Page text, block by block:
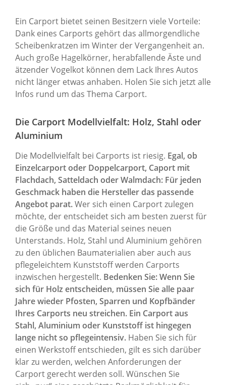
Ein Carport bietet seinen Besitzern viele Vorteile:
Dank eines Carports gehört das allmorgendliche
Scheibenkratzen im Winter der Vergangenheit an.
Auch große Hagelkörner, herabfallende Äste und
ätzender Vogelkot können dem Lack Ihres Autos
nicht länger etwas anhaben. Holen Sie sich jetzt alle
Infos rund um das Thema Carport.
Die Carport Modellvielfalt: Holz, Stahl oder
Aluminium
Die Modellvielfalt bei Carports ist riesig. Egal, ob
Einzelcarport oder Doppelcarport, Caport mit
Flachdach, Satteldach oder Walmdach: Für jeden
Geschmack haben die Hersteller das passende
Angebot parat.Wer sich einen Carport zulegen
möchte, der entscheidet sich am besten zuerst für
die Größe und das Material seines neuen
Unterstands. Holz, Stahl und Aluminium gehören
zu den üblichen Baumaterialien aber auch aus
pflegeleichtem Kunststoff werden Carports
inzwischen hergestellt. Bedenken Sie: Wenn Sie
sich für Holz entscheiden, müssen Sie alle paar
Jahre wieder Pfosten, Sparren und Kopfbänder
Ihres Carports neu streichen. Ein Carport aus
Stahl, Aluminium oder Kunststoff ist hingegen
lange nicht so pflegeintensiv. Haben Sie sich für
einen Werkstoff entschieden, gilt es sich darüber
klar zu werden, welchen Anforderungen der
Carport gerecht werden soll. Wünschen Sie